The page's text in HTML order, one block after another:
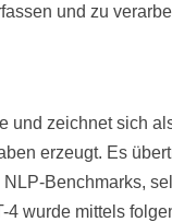
und zu
und zeichnet sich
erzeugt. Es
Benchmarks,
wurde mittels